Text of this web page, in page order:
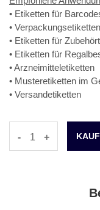
• Etiketten für
• Verpackungsetiketten
• Etiketten für
• Etiketten für
• Arzneimitteletiketten
• Musteretiketten im
• Versandetiketten
- +